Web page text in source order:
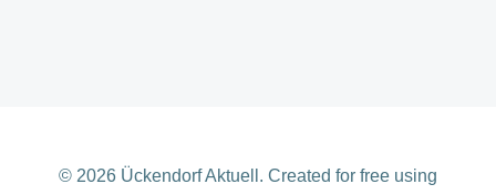
© 2026 Ückendorf Aktuell. Created for free using